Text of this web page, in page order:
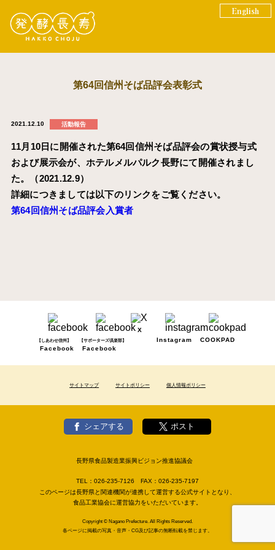
English
第64回信州そば品評会表彰式
2021.12.10 活動報告
11月10日に開催された第64回信州そば品評会の賞状授与式
および展示会が、ホテルメルパルク長野にて開催されまし
た。（2021.12.9）
詳細につきましては以下のリンクをご覧ください。
第64回信州そば品評会入賞者
【しあわせ信州】
Facebook
【サポーターズ倶楽部】
Facebook
X
Instagram
COOKPAD
サイトマップ サイトポリシー 個人情報ポリシー
シェアする ポスト
長野県食品製造業振興ビジョン推進協議会
TEL： 026-235-7126 FAX： 026-235-7197
このページは長野県と関連機関が連携して運営する公式サイトとなり、
食品工業協会に運営協力をいただいています。
Copyright © Nagano Prefecture. All Rights Reserved.
各ページに掲載の写真・音声・CG及び記事の無断転載を禁じます。